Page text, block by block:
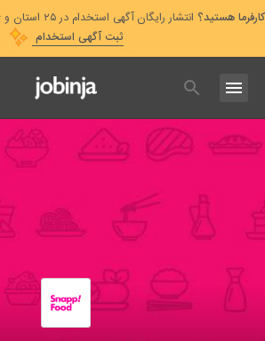
کارفرما هستید؟ انتشار رایگان آگهی استخدام در ۲۵ استان و ۲۶ دسته‌بندی شغلی
ثبت آگهی استخدام